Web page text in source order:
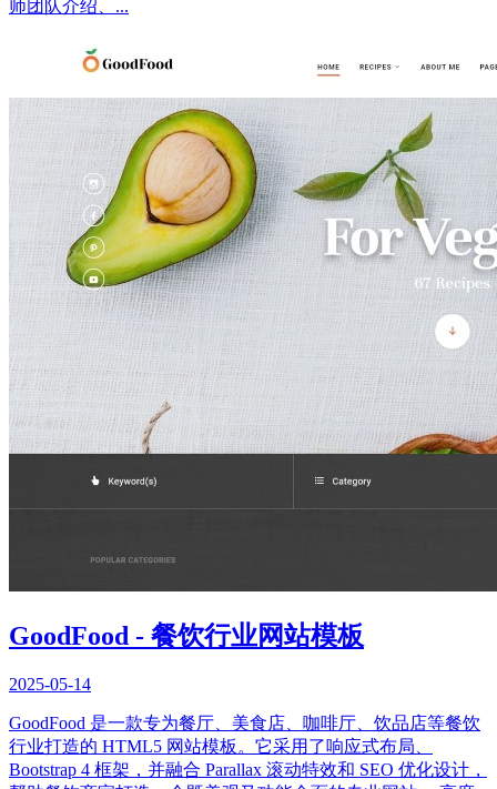
师团队介绍、...
GoodFood - 餐饮行业网站模板
2025-05-14
GoodFood 是一款专为餐厅、美食店、咖啡厅、饮品店等餐饮
行业打造的 HTML5 网站模板。它采用了响应式布局、
Bootstrap 4 框架，并融合 Parallax 滚动特效和 SEO 优化设计，